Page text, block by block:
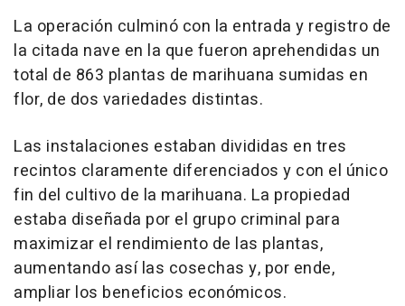
La operación culminó con la entrada y registro de
la citada nave en la que fueron aprehendidas un
total de 863 plantas de marihuana sumidas en
flor, de dos variedades distintas.
Las instalaciones estaban divididas en tres
recintos claramente diferenciados y con el único
fin del cultivo de la marihuana. La propiedad
estaba diseñada por el grupo criminal para
maximizar el rendimiento de las plantas,
aumentando así las cosechas y, por ende,
ampliar los beneficios económicos.